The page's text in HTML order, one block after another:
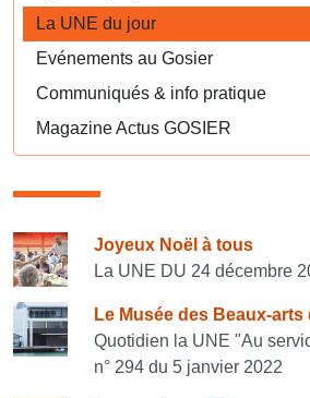
La UNE du jour
Evénements au Gosier
Communiqués & info pratique
Magazine Actus GOSIER
Consulter également
Joyeux Noël à tous
La UNE DU 24 décembre
Le Musée des Beaux-arts
Quotidien la UNE "Au
n° 294 du 5 janvier 2022